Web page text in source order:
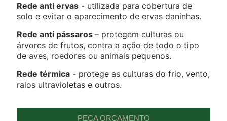
Rede anti ervas - utilizada para cobertura de
solo e evitar o aparecimento de ervas daninhas.
Rede anti pássaros – protegem culturas ou
árvores de frutos, contra a ação de todo o tipo
de aves, roedores ou animais pequenos.
Rede térmica - protege as culturas do frio, vento,
raios ultravioletas e outros.
PEÇA ORÇAMENTO